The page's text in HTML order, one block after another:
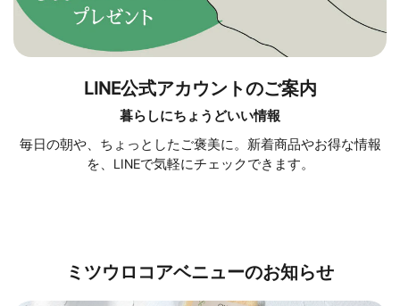
LINE公式アカウントのご案内
暮らしにちょうどいい情報
毎日の朝や、ちょっとしたご褒美に。新着商品やお得な情報
を、LINEで気軽にチェックできます。
ミツウロコアベニューのお知らせ